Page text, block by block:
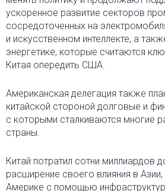
ускоренное развитие секторов
сосредоточенных на
и искусственном интеллекте, а
энергетике, которые считаются
Китая опередить США.
Американская делегация также
китайской стороной долговые и
с которыми сталкиваются многие
страны.
Китай потратил сотни миллиардов
расширение своего влияния в
Америке с помощью